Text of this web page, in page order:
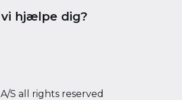
hjælpe dig?
S all rights reserved